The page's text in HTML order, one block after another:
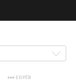
EGYÉB